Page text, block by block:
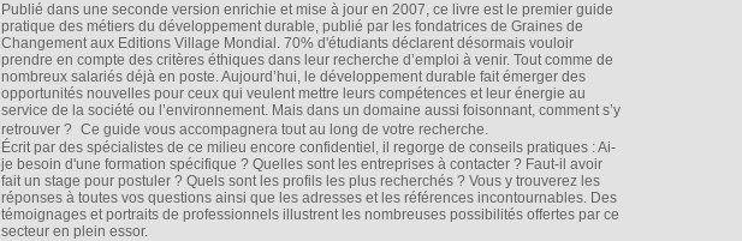
Publié dans une seconde version enrichie et mise à jour en 2007, ce livre est le premier guide
pratique des métiers du développement durable, publié par les fondatrices de Graines de
Changement aux Editions Village Mondial. 70% d'étudiants déclarent désormais vouloir
prendre en compte des critères éthiques dans leur recherche d’emploi à venir. Tout comme de
nombreux salariés déjà en poste. Aujourd’hui, le développement durable fait émerger des
opportunités nouvelles pour ceux qui veulent mettre leurs compétences et leur énergie au
service de la société ou l’environnement. Mais dans un domaine aussi foisonnant, comment s’y
retrouver ? Ce guide vous accompagnera tout au long de votre recherche.
Écrit par des spécialistes de ce milieu encore confidentiel, il regorge de conseils pratiques : Ai-
je besoin d'une formation spécifique ? Quelles sont les entreprises à contacter ? Faut-il avoir
fait un stage pour postuler ? Quels sont les profils les plus recherchés ? Vous y trouverez les
réponses à toutes vos questions ainsi que les adresses et les références incontournables. Des
témoignages et portraits de professionnels illustrent les nombreuses possibilités offertes par ce
secteur en plein essor.